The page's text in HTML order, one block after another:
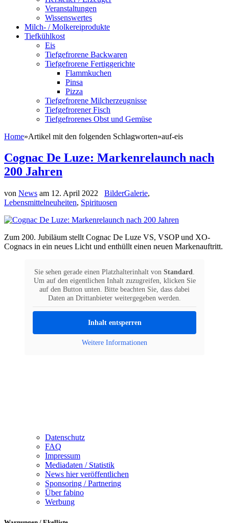
Veranstaltungen
Wissenswertes
Milch- / Molkereiprodukte
Tiefkühlkost
Eis
Tiefgefrorene Backwaren
Tiefgefrorene Fertiggerichte
Flammkuchen
Pinsa
Pizza
Tiefgefrorene Milcherzeugnisse
Tiefgefrorener Fisch
Tiefgefrorenes Obst und Gemüse
Home»Artikel mit den folgenden Schlagworten»auf-eis
Cognac De Luze: Markenrelaunch nach
200 Jahren
von News am 12. April 2022 BilderGalerie,
Lebensmittelneuheiten, Spirituosen
Zum 200. Jubiläum stellt Cognac De Luze VS, VSOP und XO-
Cognacs in ein neues Licht und enthüllt einen neuen Markenauftritt.
Sie sehen gerade einen Platzhalterinhalt von Standard.
Um auf den eigentlichen Inhalt zuzugreifen, klicken Sie
auf den Button unten. Bitte beachten Sie, dass dabei
Daten an Drittanbieter weitergegeben werden.
Inhalt entsperren
Weitere Informationen
Datenschutz
FAQ
Impressum
Mediadaten / Statistik
News hier veröffentlichen
Sponsoring / Partnering
Über fabino
Werbung